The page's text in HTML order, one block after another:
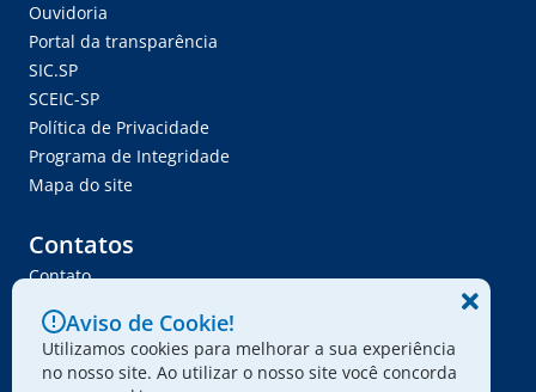
Ouvidoria
Portal da transparência
SIC.SP
SCEIC-SP
Política de Privacidade
Programa de Integridade
Mapa do site
Contatos
Contato
Trabalhe Conosco
Ser Fornecedor
Envie seu projeto
Aviso de Cookie!
Utilizamos cookies para melhorar a sua experiência
no nosso site. Ao utilizar o nosso site você concorda